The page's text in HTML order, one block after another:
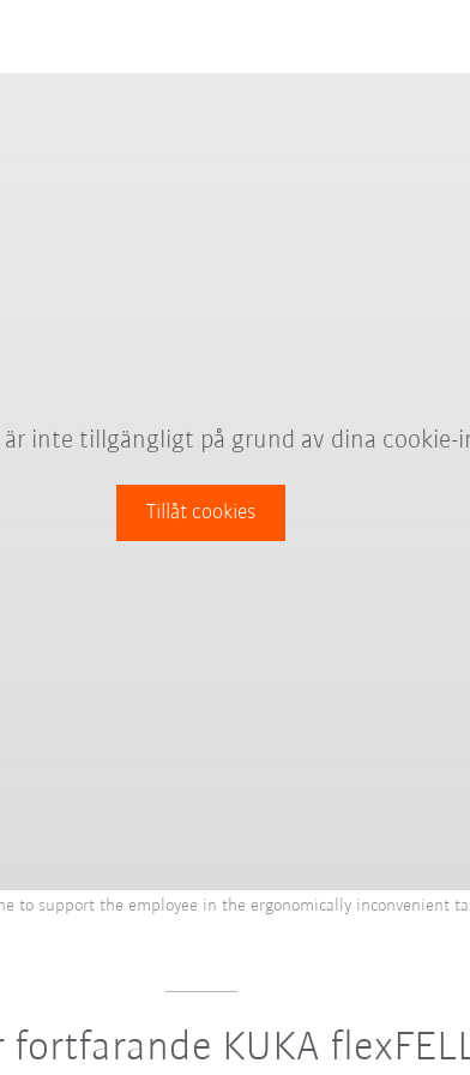
inte tillgängligt på grund av dina cookie-
Tillåt cookies
to support the employee in the ergonomically inconvenient
fortfarande KUKA